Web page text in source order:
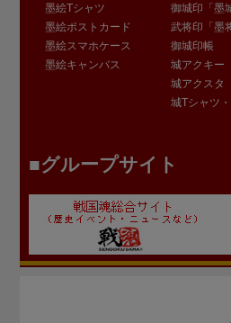
墨絵Tシャツ
墨絵ポストカード
墨絵スマホケース
墨絵キャンバス
御城印「墨
武将印「墨
御城印帳
城アクキー
城アクスタ
城Tシャツ
グループサイト